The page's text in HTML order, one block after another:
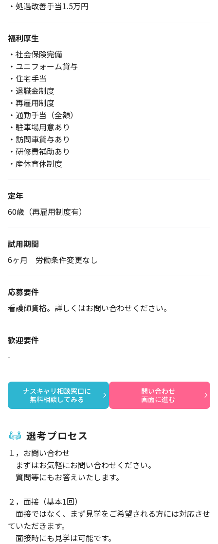
・処遇改善手当1.5万円
福利厚生
・社会保険完備
・ユニフォーム貸与
・住宅手当
・退職金制度
・再雇用制度
・通勤手当（全額）
・駐車場用意あり
・訪問車貸与あり
・研修費補助あり
・産休育休制度
定年
60歳（再雇用制度有）
試用期間
6ヶ月 労働条件変更なし
応募要件
看護師資格。詳しくはお問い合わせください。
歓迎要件
-
ナスキャリ相談窓口に
無料相談してみる
問い合わせ
画面に進む
選考プロセス
１，お問い合わせ
まずはお気軽にお問い合わせください。
質問等にもお答えいたします。
２，面接（基本1回）
面接ではなく、まず見学をご希望される方には対応させ
ていただきます。
面接時にも見学は可能です。